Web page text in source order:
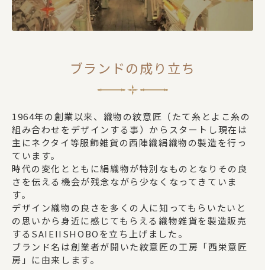
財布・カードケース
身のまわり品
バッグ
マスク関係
その他
ギフトセット
ブランドの成り立ち
1964年の創業以来、織物の紋意匠（たて糸とよこ糸の
組み合わせをデザインする事）からスタートし現在は
主にネクタイ等服飾雑貨の西陣織絹織物の製造を行っ
ています。
時代の変化とともに絹織物が特別なものとなりその良
さを伝える機会が残念ながら少なくなってきていま
す。
デザイン織物の良さを多くの人に知ってもらいたいと
の思いから身近に感じてもらえる織物雑貨を製造販売
するSAIEIISHOBOを立ち上げました。
ブランド名は創業者が開いた紋意匠の工房「西栄意匠
房」に由来します。